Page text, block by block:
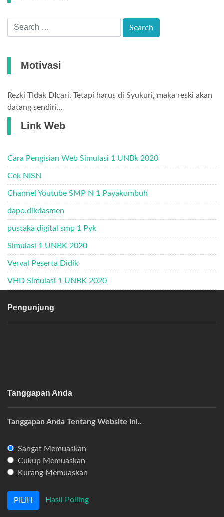
Motivasi
Rezki TIdak DIcari, Tetapi harus di Syukuri, maka reski akan
datang sendiri...
Link Web
Cara Pengisian Web Simulasi 1 UNBk 2020
Cek NISN
Channel Youtube SMP N 1 Payakumbuh
dapo.dikdasmen
pustaka digital smp 1 Pyk
Simulasi 1 UNBK 2020
Verval Peserta Didik
VHD Simulasi 1 UNBK 2020
Pengunjung
Tanggapan Anda
Tanggapan Anda Tentang Website ini..
Sangat Memuaskan
Cukup Memuaskan
Kurang Memuaskan
Hasil Polling